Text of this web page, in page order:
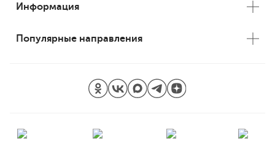
Информация
Популярные направления